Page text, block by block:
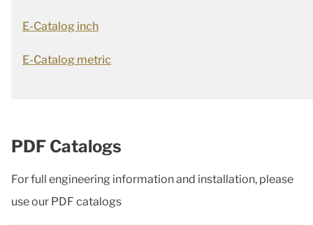
E-Catalog inch
E-Catalog metric
PDF Catalogs
For full engineering information and installation, please
use our PDF catalogs